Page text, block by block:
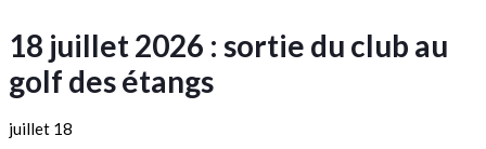
18 juillet 2026 : sortie du club au
golf des étangs
juillet 18